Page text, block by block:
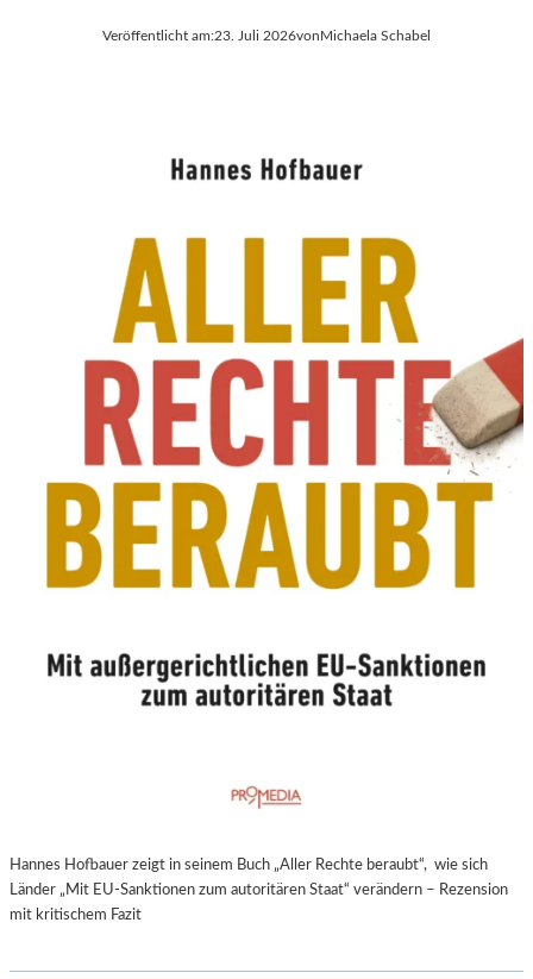
Veröffentlicht am:23. Juli 2026von Michaela Schabel
Hannes Hofbauer zeigt in seinem Buch „Aller Rechte beraubt“, wie sich
Länder „Mit EU-Sanktionen zum autoritären Staat“ verändern – Rezension
mit kritischem Fazit